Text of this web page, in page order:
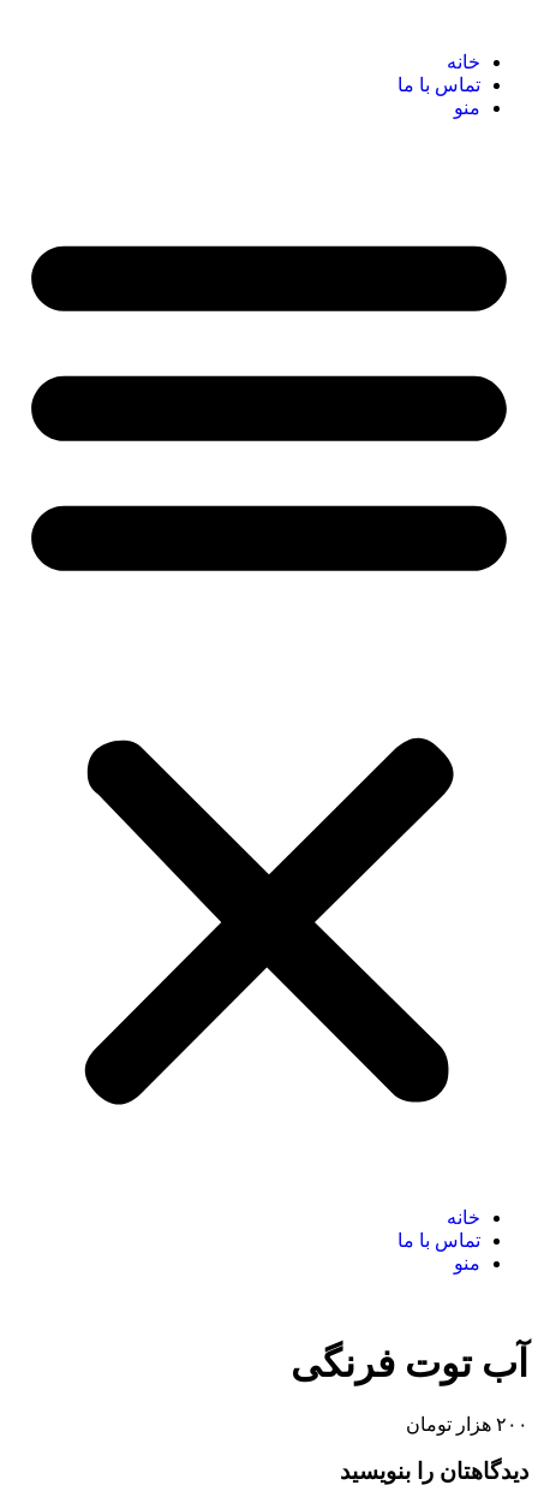
خانه
تماس با ما
منو
خانه
تماس با ما
منو
آب توت فرنگی
۲۰۰ هزار تومان
دیدگاهتان را بنویسید